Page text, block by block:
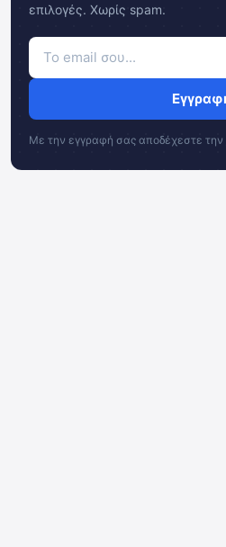
επιλογές. Χωρίς spam.
Με την εγγραφή σας αποδέχεστε την